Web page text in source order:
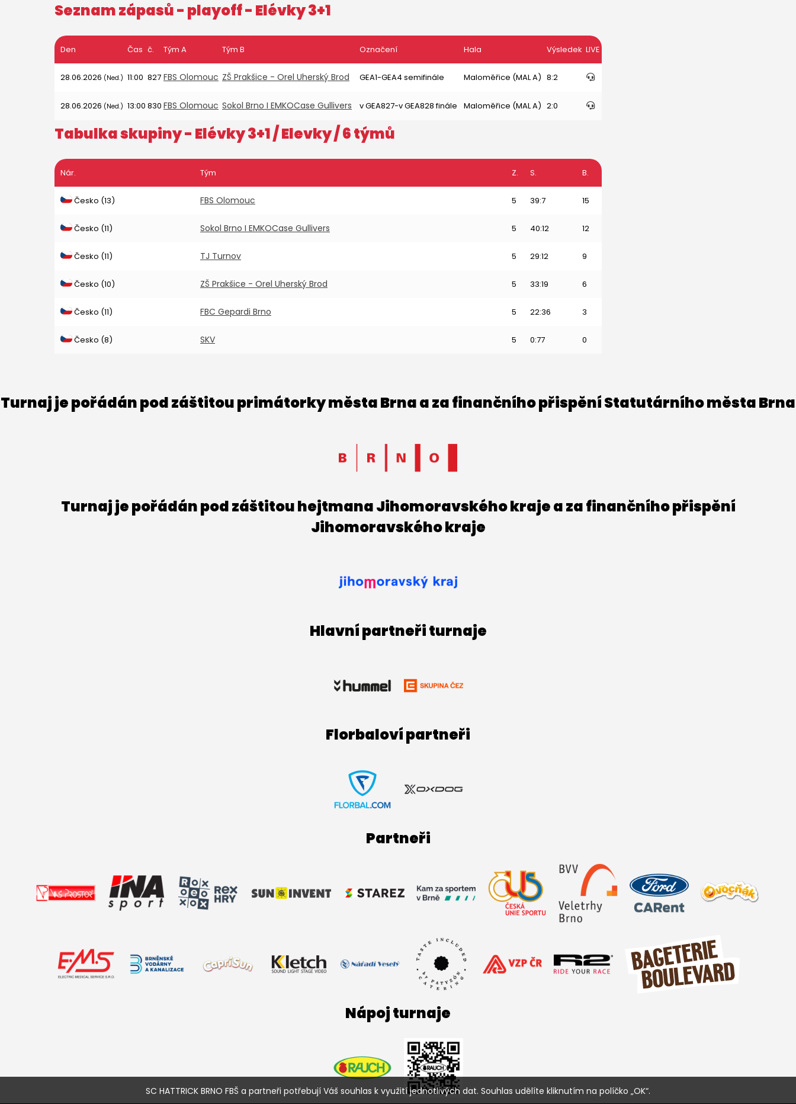
SC HATTRICK BRNO FBŠ a partneři potřebují Váš souhlas k využití jednotlivých dat. Souhlas udělíte kliknutím na políčko „OK“.
Seznam zápasů - playoff - Elévky 3+1
Den Čas č. Tým A Tým B Označení Hala Výsledek LIVE
28.06.2026 (Ned.) 11:00 827 FBS Olomouc ZŠ Prakšice - Orel Uherský Brod GEA1-GEA4 semifinále Maloměřice (MAL A) 8:2
28.06.2026 (Ned.) 13:00 830 FBS Olomouc Sokol Brno I EMKOCase Gullivers v GEA827-v GEA828 finále Maloměřice (MAL A) 2:0
Tabulka skupiny - Elévky 3+1/ Elevky / 6 týmů
Nár. Tým Z. S. B.
Česko (13) FBS Olomouc 5 39:7 15
Česko (11) Sokol Brno I EMKOCase Gullivers 5 40:12 12
Česko (11) TJ Turnov 5 29:12 9
Česko (10) ZŠ Prakšice - Orel Uherský Brod 5 33:19 6
Česko (11) FBC Gepardi Brno 5 22:36 3
Česko (8) SKV 5 0:77 0
Turnaj je pořádán pod záštitou primátorky města Brna a za finančního přispění Statutárního města Brna
Turnaj je pořádán pod záštitou hejtmana Jihomoravského kraje a za finančního přispění
Jihomoravského kraje
Hlavní partneři turnaje
Florbaloví partneři
Partneři
Nápoj turnaje